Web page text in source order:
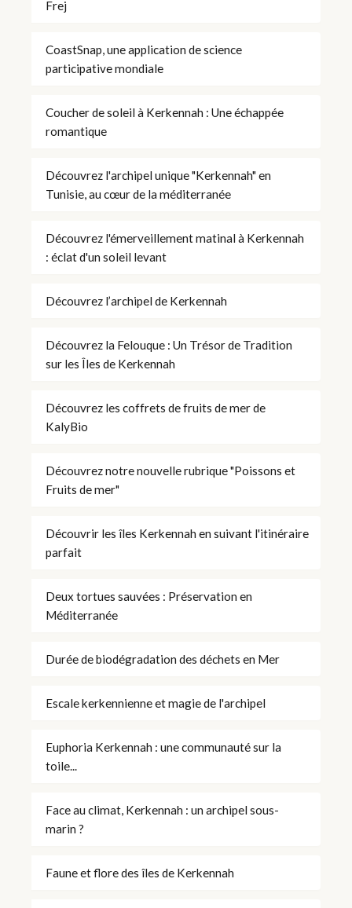
Frej
CoastSnap, une application de science
participative mondiale
Coucher de soleil à Kerkennah : Une échappée
romantique
Découvrez l'archipel unique "Kerkennah" en
Tunisie, au cœur de la méditerranée
Découvrez l'émerveillement matinal à Kerkennah
: éclat d'un soleil levant
Découvrez l’archipel de Kerkennah
Découvrez la Felouque : Un Trésor de Tradition
sur les Îles de Kerkennah
Découvrez les coffrets de fruits de mer de
KalyBio
Découvrez notre nouvelle rubrique "Poissons et
Fruits de mer"
Découvrir les îles Kerkennah en suivant l'itinéraire
parfait
Deux tortues sauvées : Préservation en
Méditerranée
Durée de biodégradation des déchets en Mer
Escale kerkennienne et magie de l'archipel
Euphoria Kerkennah : une communauté sur la
toile...
Face au climat, Kerkennah : un archipel sous-
marin ?
Faune et flore des îles de Kerkennah